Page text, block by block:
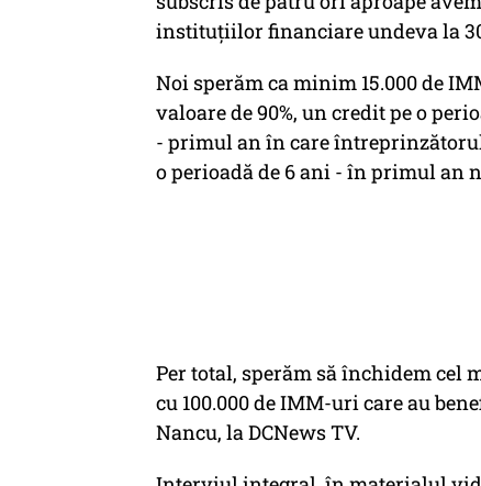
instituţiilor financiare undeva la
Noi sperăm ca minim 15.000 de
valoare de 90%, un credit pe o
- primul an în care
o perioadă de 6 ani - în primul an
Per total, sperăm să închidem
cu 100.000 de IMM-uri care au
Nancu, la DCNews TV.